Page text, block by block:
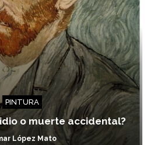
PINTURA
o muerte accidental?
López Mato